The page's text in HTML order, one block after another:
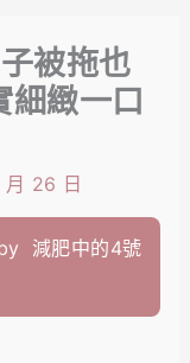
被拖也
細緻一口
26 日
減肥中的4號